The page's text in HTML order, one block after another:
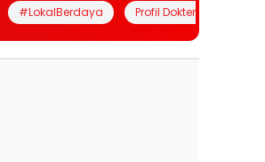
#LokalBerdaya Profil Dokter